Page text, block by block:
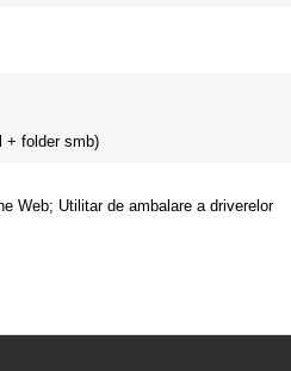
+ folder smb)
Web; Utilitar de ambalare a driverelor